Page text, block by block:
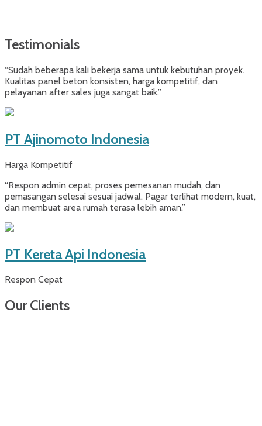
Testimonials
“Sudah beberapa kali bekerja sama untuk kebutuhan proyek.
Kualitas panel beton konsisten, harga kompetitif, dan
pelayanan after sales juga sangat baik.”
PT Ajinomoto Indonesia
Harga Kompetitif
“Respon admin cepat, proses pemesanan mudah, dan
pemasangan selesai sesuai jadwal. Pagar terlihat modern, kuat,
dan membuat area rumah terasa lebih aman.”
PT Kereta Api Indonesia
Respon Cepat
Our Clients